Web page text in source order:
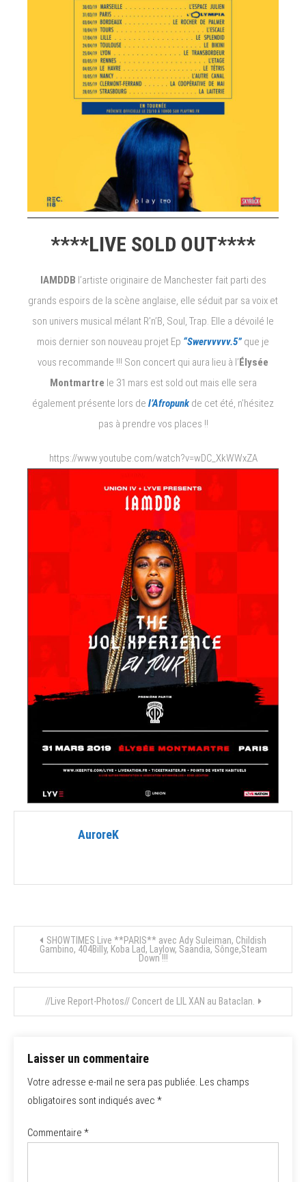
****LIVE SOLD OUT****
IAMDDB l’artiste originaire de Manchester fait parti des
grands espoirs de la scène anglaise, elle séduit par sa voix et
son univers musical mélant R’n’B, Soul, Trap. Elle a dévoilé le
mois dernier son nouveau projet Ep “Swervvvvv.5” que je
vous recommande !!! Son concert qui aura lieu à l’Élysée
Montmartre le 31 mars est sold out mais elle sera
également présente lors de l’Afropunkde cet été, n’hésitez
pas à prendre vos places !!
https://www.youtube.com/watch?v=wDC_XkWWxZA
AuroreK
Navigation
de
l’article
SHOWTIMES Live **PARIS** avec Ady Suleiman, Childish
Gambino, 404Billy, Koba Lad, Laylow, Saandia, Sônge,Steam
Down !!!
//Live Report-Photos// Concert de LIL XAN au Bataclan.
Laisser un commentaire
Votre adresse e-mail ne sera pas publiée. Les champs
obligatoires sont indiqués avec *
Commentaire *